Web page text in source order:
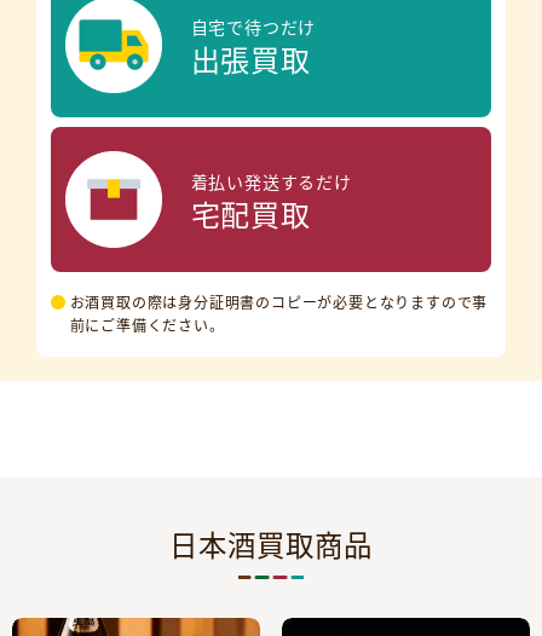
自宅で待つだけ
出張買取
着払い発送するだけ
宅配買取
お酒買取の際は身分証明書のコピーが必要となりますので事
前にご準備ください。
日本酒買取商品